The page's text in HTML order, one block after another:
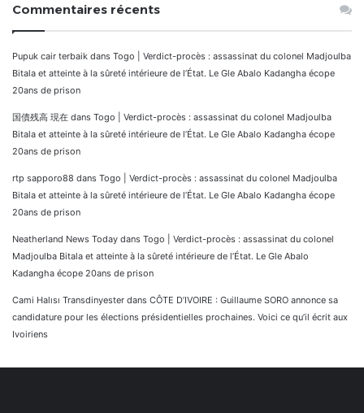
Commentaires récents
Pupuk cair terbaik dans Togo | Verdict-procès : assassinat du colonel Madjoulba
Bitala et atteinte à la sûreté intérieure de l’État. Le Gle Abalo Kadangha écope
20ans de prison
国債残高 現在 dans Togo | Verdict-procès : assassinat du colonel Madjoulba
Bitala et atteinte à la sûreté intérieure de l’État. Le Gle Abalo Kadangha écope
20ans de prison
rtp sapporo88 dans Togo | Verdict-procès : assassinat du colonel Madjoulba
Bitala et atteinte à la sûreté intérieure de l’État. Le Gle Abalo Kadangha écope
20ans de prison
Neatherland News Today dans Togo | Verdict-procès : assassinat du colonel
Madjoulba Bitala et atteinte à la sûreté intérieure de l’État. Le Gle Abalo
Kadangha écope 20ans de prison
Cami Halısı Transdinyester dans CÔTE D’IVOIRE : Guillaume SORO annonce sa
candidature pour les élections présidentielles prochaines. Voici ce qu’il écrit aux
Ivoiriens